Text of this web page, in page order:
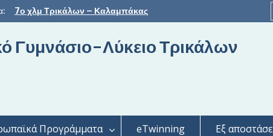
7ο χλμ Τρικάλων – Καλαμπάκας
Γυμνάσιο-Λύκειο Τρικάλων
Προγράμματα eTwinning
Εξ